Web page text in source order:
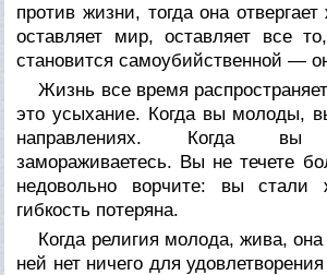
против жизни, тогда она
оставляет мир, оставляет все
становится самоубийственной —
Жизнь все время
это усыхание. Когда вы молоды,
направлениях. Когда
замораживаетесь. Вы не течете
недовольно ворчите: вы стали
гибкость потеряна.
Когда религия молода, жива,
ней нет ничего для